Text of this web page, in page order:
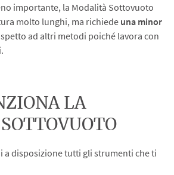
importante, la Modalità Sottovuoto
molto lunghi, ma richiede una minor
ad altri metodi poiché lavora con
LA
a disposizione tutti gli strumenti che ti